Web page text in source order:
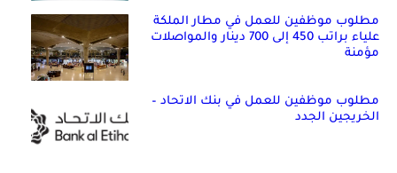
مطلوب موظفين للعمل في مطار الملكة
علياء براتب 450 إلى 700 دينار والمواصلات
مؤمنة
مطلوب موظفين للعمل في بنك الاتحاد –
الخريجين الجدد